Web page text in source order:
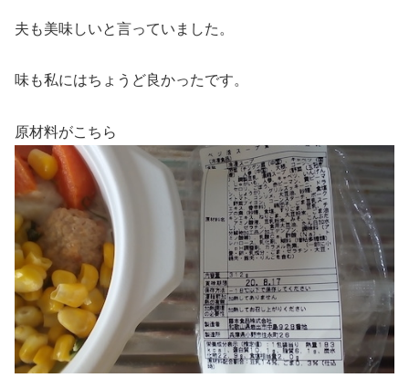
夫も美味しいと言っていました。
味も私にはちょうど良かったです。
原材料がこちら